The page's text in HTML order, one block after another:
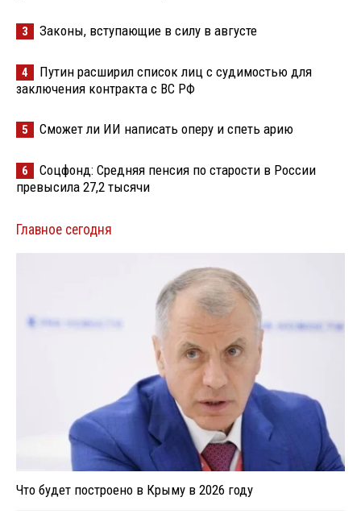
3 Законы, вступающие в силу в августе
4
Путин расширил список лиц с судимостью для
заключения контракта с ВС РФ
5 Сможет ли ИИ написать оперу и спеть арию
6
Соцфонд: Средняя пенсия по старости в России
превысила 27,2 тысячи
Главное сегодня
Что будет построено в Крыму в 2026 году